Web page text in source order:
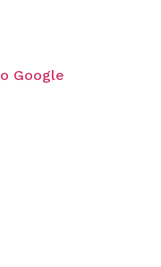
custos
linguagem ou